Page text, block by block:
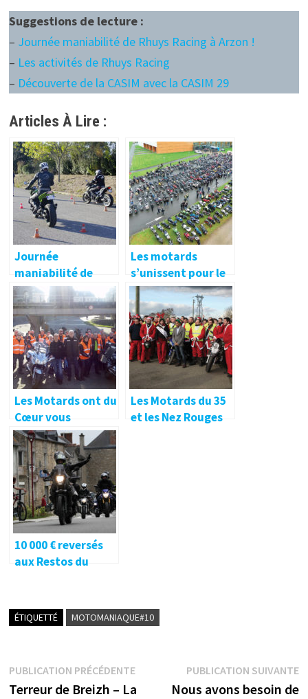
Suggestions de lecture :
– Journée maniabilité de Rhuys Racing à Arzon !
– Les activités de Rhuys Racing
– Découverte de la CASIM avec la CASIM 29
Articles À Lire :
Journée
maniabilité de
Rhuys Racing à
Arzon !
Les motards
s’unissent pour le
Téléthon 2017 et
pour les enfants !
Les Motards ont du
Cœur vous
attendent pour
leur 25ème balade !
Les Motards du 35
et les Nez Rouges
10 000 € reversés
aux Restos du
ÉTIQUETTÉ MOTOMANIAQUE#10
Navigation
PUBLICATION PRÉCÉDENTEPublication
précédente :
Terreur de Breizh – La
PUBLICATION SUIVANTE
Nous avons besoin de